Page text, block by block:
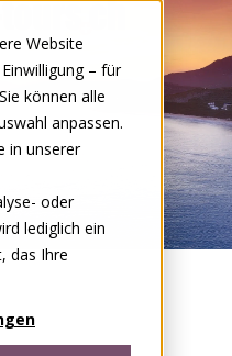
Website
– für
können alle
anpassen.
in unserer
oder
lediglich ein
das Ihre